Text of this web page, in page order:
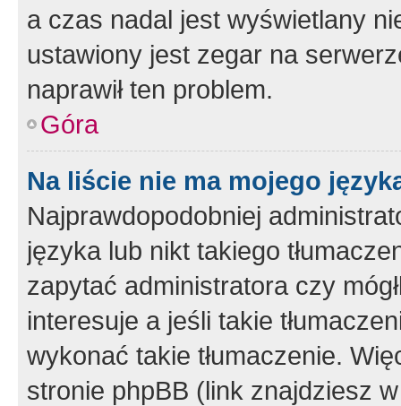
a czas nadal jest wyświetlany
ustawiony jest zegar na
naprawił ten problem.
Góra
Na liście nie ma mojego
Najprawdopodobniej
języka lub nikt takiego
zapytać administratora czy
interesuje a jeśli takie
wykonać takie tłumaczenie.
stronie phpBB (link znajdziesz